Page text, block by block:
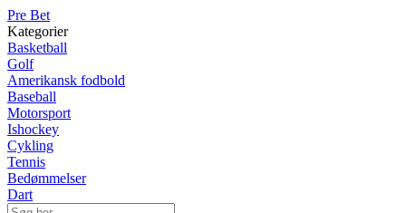
Pre Bet
Kategorier
Basketball
Golf
Amerikansk fodbold
Baseball
Motorsport
Ishockey
Cykling
Tennis
Bedømmelser
Dart